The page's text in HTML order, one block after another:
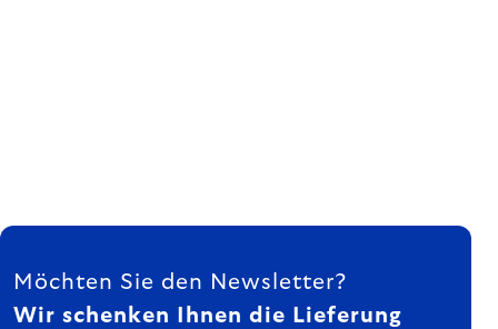
FUSSZEILE
Möchten Sie den Newsletter?
Wir schenken Ihnen die Lieferung